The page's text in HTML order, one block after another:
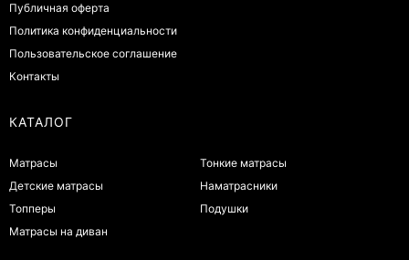
Публичная оферта
Политика конфиденциальности
Пользовательское соглашение
Контакты
КАТАЛОГ
Матрасы
Детские матрасы
Топперы
Матрасы на диван
Тонкие матрасы
Наматрасники
Подушки